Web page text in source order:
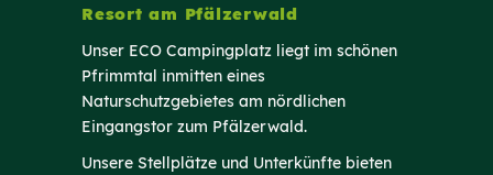
Resort am Pfälzerwald
Unser ECO Campingplatz liegt im schönen
Pfrimmtal inmitten eines
Naturschutzgebietes am nördlichen
Eingangstor zum Pfälzerwald.
Unsere Stellplätze und Unterkünfte bieten